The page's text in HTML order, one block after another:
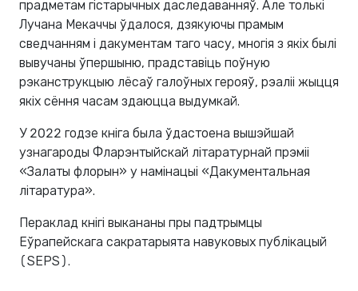
прадметам гістарычных даследаванняў. Але толькі
Лучана Мекаччы ўдалося, дзякуючы прамым
сведчанням і дакументам таго часу, многія з якіх былі
вывучаны ўпершыню, прадставіць поўную
рэканструкцыю лёсаў галоўных герояў, рэаліі жыцця
якіх сёння часам здаюцца выдумкай.
У 2022 годзе кніга была ўдастоена вышэйшай
узнагароды Фларэнтыйскай літаратурнай прэміі
«Залаты флорын» у намінацыі «Дакументальная
літаратура».
Пераклад кнігі выкананы пры падтрымцы
Еўрапейскага сакратарыята навуковых публікацый
(SEPS).